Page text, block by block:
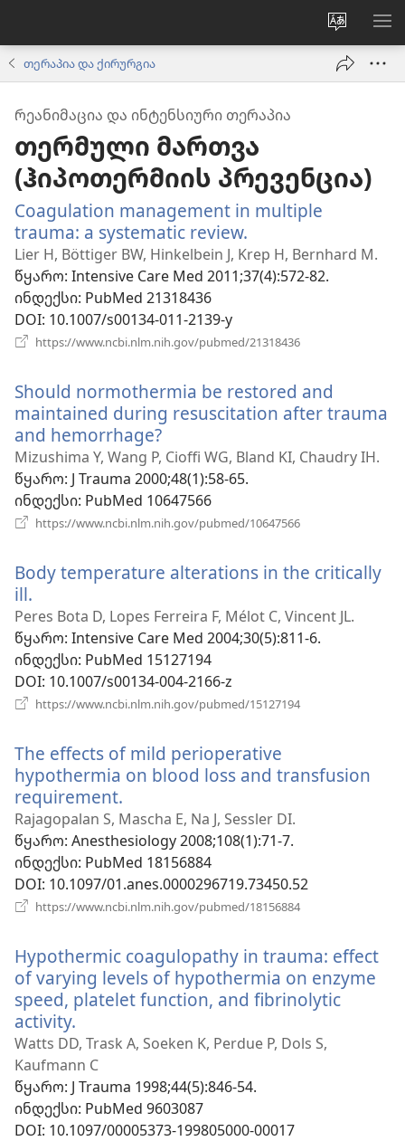
ენის
შეცვლა
თერაპია და ქირურგია
ᲠᲔᲐᲜᲘᲛᲐᲪᲘᲐ ᲓᲐ ᲘᲜᲢᲔᲜᲡᲘᲣᲠᲘ ᲗᲔᲠᲐᲞᲘᲐ
თერმული მართვა
(ჰიპოთერმიის პრევენცია)
Coagulation management in multiple
trauma: a systematic review.
ახალი
ფანჯარა)
Lier H, Böttiger BW, Hinkelbein J, Krep H, Bernhard M.
წყარო‎: Intensive Care Med 2011;37(4):572-82.
ინდექსი‎: PubMed 21318436
DOI‎: 10.1007/s00134-011-2139-y
https://www.ncbi.nlm.nih.gov/pubmed/21318436
Should normothermia be restored and
maintained during resuscitation after trauma
and hemorrhage?
ახალი
ფანჯარა)
Mizushima Y, Wang P, Cioffi WG, Bland KI, Chaudry IH.
წყარო‎: J Trauma 2000;48(1):58-65.
ინდექსი‎: PubMed 10647566
https://www.ncbi.nlm.nih.gov/pubmed/10647566
Body temperature alterations in the critically
ill.
ახალი
ფანჯარა)
Peres Bota D, Lopes Ferreira F, Mélot C, Vincent JL.
წყარო‎: Intensive Care Med 2004;30(5):811-6.
ინდექსი‎: PubMed 15127194
DOI‎: 10.1007/s00134-004-2166-z
https://www.ncbi.nlm.nih.gov/pubmed/15127194
The effects of mild perioperative
hypothermia on blood loss and transfusion
requirement.
ახალი
ფანჯარა)
Rajagopalan S, Mascha E, Na J, Sessler DI.
წყარო‎: Anesthesiology 2008;108(1):71-7.
ინდექსი‎: PubMed 18156884
DOI‎: 10.1097/01.anes.0000296719.73450.52
https://www.ncbi.nlm.nih.gov/pubmed/18156884
Hypothermic coagulopathy in trauma: effect
of varying levels of hypothermia on enzyme
speed, platelet function, and fibrinolytic
activity.
ახალი
ფანჯარა)
Watts DD, Trask A, Soeken K, Perdue P, Dols S,
Kaufmann C
წყარო‎: J Trauma 1998;44(5):846-54.
ინდექსი‎: PubMed 9603087
DOI‎: 10.1097/00005373-199805000-00017